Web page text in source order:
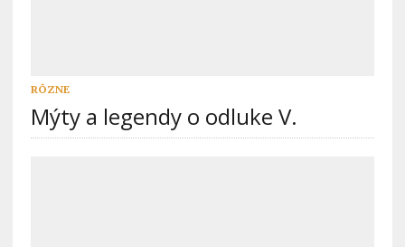
RÔZNE
Mýty a legendy o odluke V.